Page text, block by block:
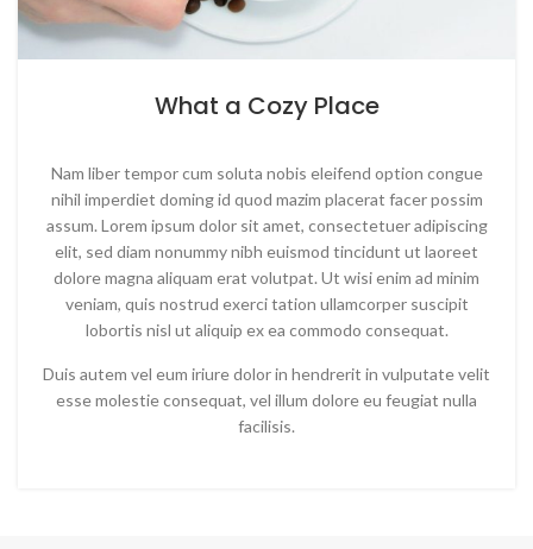
What a Cozy Place
Nam liber tempor cum soluta nobis eleifend option congue
nihil imperdiet doming id quod mazim placerat facer possim
assum. Lorem ipsum dolor sit amet, consectetuer adipiscing
elit, sed diam nonummy nibh euismod tincidunt ut laoreet
dolore magna aliquam erat volutpat. Ut wisi enim ad minim
veniam, quis nostrud exerci tation ullamcorper suscipit
lobortis nisl ut aliquip ex ea commodo consequat.
Duis autem vel eum iriure dolor in hendrerit in vulputate velit
esse molestie consequat, vel illum dolore eu feugiat nulla
facilisis.